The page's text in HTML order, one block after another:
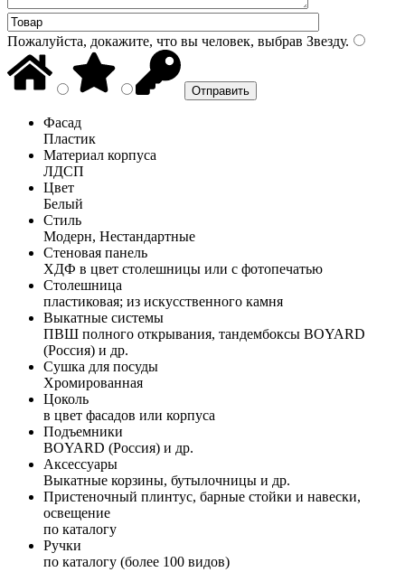
Пожалуйста, докажите, что вы человек, выбрав Звезду.
Фасад
Пластик
Материал корпуса
ЛДСП
Цвет
Белый
Стиль
Модерн, Нестандартные
Стеновая панель
ХДФ в цвет столешницы или с фотопечатью
Столешница
пластиковая; из искусственного камня
Выкатные системы
ПВШ полного открывания, тандембоксы BOYARD
(Россия) и др.
Сушка для посуды
Хромированная
Цоколь
в цвет фасадов или корпуса
Подъемники
BOYARD (Россия) и др.
Аксессуары
Выкатные корзины, бутылочницы и др.
Пристеночный плинтус, барные стойки и навески,
освещение
по каталогу
Ручки
по каталогу (более 100 видов)